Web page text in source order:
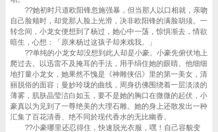
??她初时只道欧阳锋忽施强暴，但当那人以口相就，亲吻
自己脸颊时，却觉那人脸上光滑，决非欧阳锋的满脸胡须。一
转念间，小龙女便想到了杨过，她心中一荡，惊惧渐去，情欲
暗生，心想：「原来杨过这孩子却来戏我。」
??单纯的小龙女却没想到此人却是小豪。小豪先俯伏地上
爬过去。以迅雷不及掩耳的手法，用手绢住她的眼睛。他细细
地打量小龙女，她果然不愧是《神雕侠侣》里的第一美女，清
丽脱俗的面容；曼妙玲珑的曲线，周身彷佛围绕着一层淡淡的
薄雾，肌肤晶莹洁白如玉，要不是她的胸口在微微的起伏，小
豪真以为见到了一尊绝美的大理石雕。她的身上还散发出一种
汇集了百花清香、绝不同於现代香水的无比幽香。
??小豪哪里还忍得住，快速脱光衣服，嘿！自己容貌变